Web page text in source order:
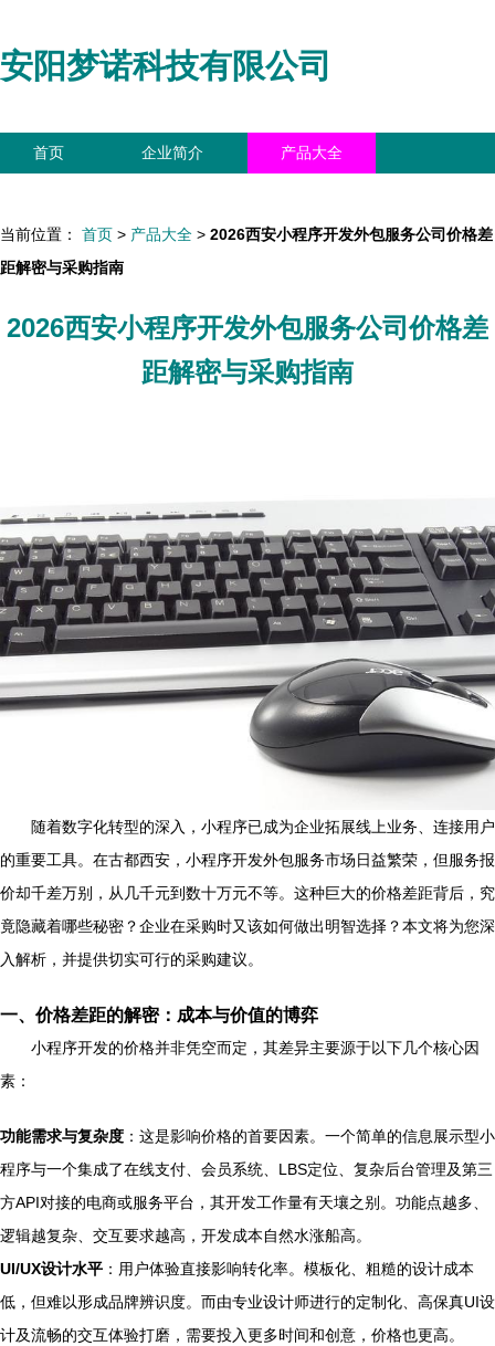
安阳梦诺科技有限公司
首页 企业简介 产品大全
当前位置： 首页 > 产品大全 > 2026西安小程序开发外包服务公司价格差
距解密与采购指南
2026西安小程序开发外包服务公司价格差
距解密与采购指南
随着数字化转型的深入，小程序已成为企业拓展线上业务、连接用户
的重要工具。在古都西安，小程序开发外包服务市场日益繁荣，但服务报
价却千差万别，从几千元到数十万元不等。这种巨大的价格差距背后，究
竟隐藏着哪些秘密？企业在采购时又该如何做出明智选择？本文将为您深
入解析，并提供切实可行的采购建议。
一、价格差距的解密：成本与价值的博弈
小程序开发的价格并非凭空而定，其差异主要源于以下几个核心因
素：
功能需求与复杂度 ：这是影响价格的首要因素。一个简单的信息展示型小
程序与一个集成了在线支付、会员系统、LBS定位、复杂后台管理及第三
方API对接的电商或服务平台，其开发工作量有天壤之别。功能点越多、
逻辑越复杂、交互要求越高，开发成本自然水涨船高。
UI/UX设计水平 ：用户体验直接影响转化率。模板化、粗糙的设计成本
低，但难以形成品牌辨识度。而由专业设计师进行的定制化、高保真UI设
计及流畅的交互体验打磨，需要投入更多时间和创意，价格也更高。